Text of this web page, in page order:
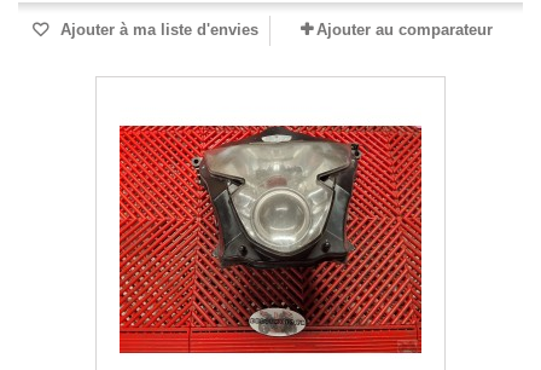
Ajouter à ma liste d'envies Ajouter au comparateur